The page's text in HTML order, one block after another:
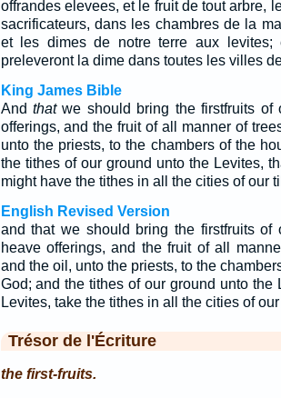
offrandes elevees, et le fruit de tout arbre,
sacrificateurs, dans les chambres de la
et les dimes de notre terre aux levites;
preleveront la dime dans toutes les villes
King James Bible
And thatwe should bring the firstfruits of
offerings, and the fruit of all manner of
unto the priests, to the chambers of the
the tithes of our ground unto the Levites,
might have the tithes in all the cities of our
English Revised Version
and that we should bring the firstfruits of
heave offerings, and the fruit of all
and the oil, unto the priests, to the
God; and the tithes of our ground unto the
Levites, take the tithes in all the cities of
Trésor de l'Écriture
the first-fruits.